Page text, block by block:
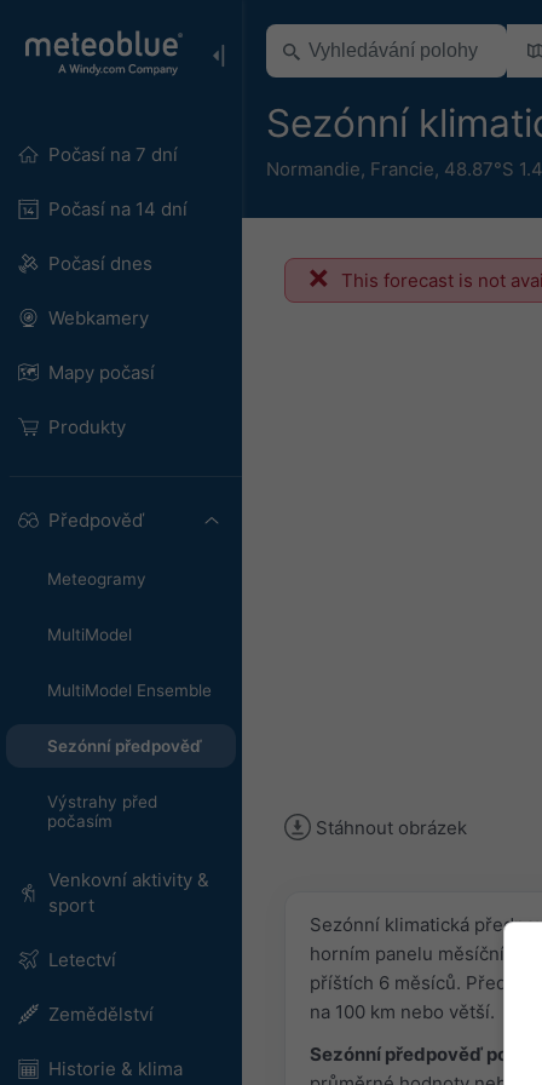
Počasí na 7 dní
Počasí na 14 dní
Počasí dnes
Webkamery
Mapy počasí
Produkty
Předpověď
Meteogramy
MultiModel
MultiModel Ensemble
Sezónní předpověď
Výstrahy před
počasím
Venkovní aktivity &
sport
Letectví
Zemědělství
Historie & klima
Sezónní
Normandie, Francie, 48.87°S
This forecast is not
Stáhnout obrázek
Sezónní klimatická
horním panelu měsíční
příštích 6 měsíců.
na 100 km nebo větší.
Sezónní předpověď